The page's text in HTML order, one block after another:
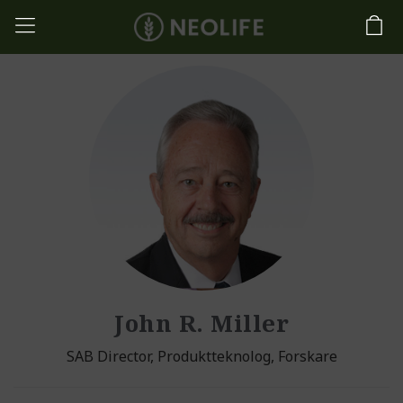
John R. Miller
SAB Director, Produktteknolog, Forskare